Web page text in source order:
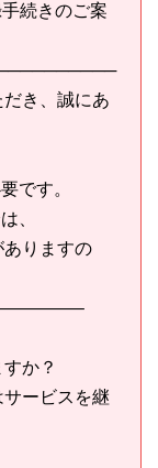
続きのご案
き、誠にあ
です。
、
りますの
か？
ービスを継